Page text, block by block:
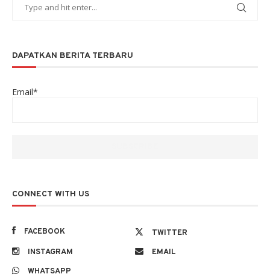
DAPATKAN BERITA TERBARU
Email*
CONNECT WITH US
FACEBOOK
TWITTER
INSTAGRAM
EMAIL
WHATSAPP